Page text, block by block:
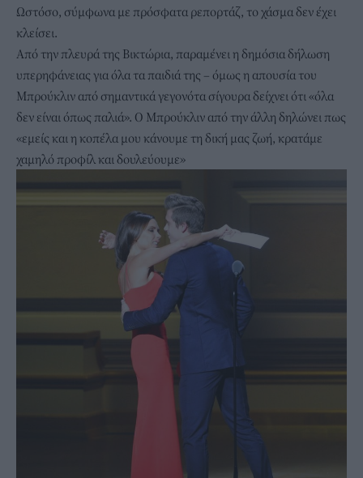
Ωστόσο, σύμφωνα με πρόσφατα ρεπορτάζ, το χάσμα δεν έχει
κλείσει.
Από την πλευρά της Βικτώρια, παραμένει η δημόσια δήλωση
υπερηφάνειας για όλα τα παιδιά της – όμως η απουσία του
Μπρούκλιν από σημαντικά γεγονότα σίγουρα δείχνει ότι «όλα
δεν είναι όπως παλιά». Ο Μπρούκλιν από την άλλη δηλώνει πως
«εμείς και η κοπέλα μου κάνουμε τη δική μας ζωή, κρατάμε
χαμηλό προφίλ και δουλεύουμε»